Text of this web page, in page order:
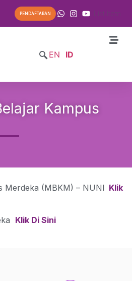
List Item
PENDAFTARAN
EN ID
Kampus
Merdeka (MBKM) – NUNI Klik
Klik Di Sini